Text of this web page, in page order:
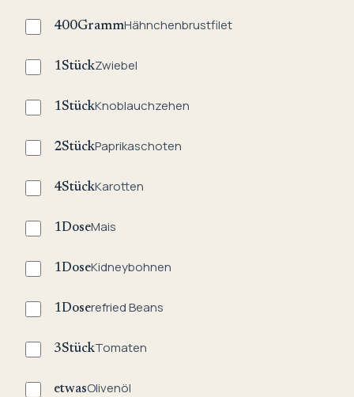
400GrammHähnchenbrustfilet
1StückZwiebel
1StückKnoblauchzehen
2StückPaprikaschoten
4StückKarotten
1DoseMais
1DoseKidneybohnen
1Doserefried Beans
3StückTomaten
etwasOlivenöl